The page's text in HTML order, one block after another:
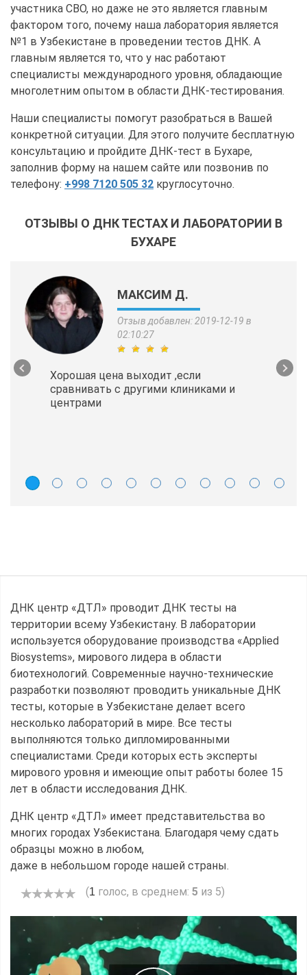
участника СВО, но даже не это является главным
фактором того, почему наша лаборатория является
№1 в Узбекистане в проведении тестов ДНК. А
главным является то, что у нас работают
специалисты международного уровня, обладающие
многолетним опытом в области ДНК-тестирования.
Наши специалисты помогут разобраться в Вашей
конкретной ситуации. Для этого получите бесплатную
консультацию и пройдите ДНК-тест в Бухаре,
заполнив форму на нашем сайте или позвонив по
телефону: +998 7120 505 32 круглосуточно.
ОТЗЫВЫ О ДНК ТЕСТАХ И ЛАБОРАТОРИИ В
БУХАРЕ
МАКСИМ Д.
Отзыв добавлен: 2019-12-19 в
02:10:27
Хорошая цена выходит ,если
сравнивать с другими клиниками и
центрами
ДНК центр «ДТЛ» проводит ДНК тесты на
территории всему Узбекистану. В лаборатории
используется оборудование производства «Applied
Biosystems», мирового лидера в области
биотехнологий. Современные научно-технические
разработки позволяют проводить уникальные ДНК
тесты, которые в Узбекистане делает всего
несколько лабораторий в мире. Все тесты
выполняются только дипломированными
специалистами. Среди которых есть эксперты
мирового уровня и имеющие опыт работы более 15
лет в области исследования ДНК.
ДНК центр «ДТЛ» имеет представительства во
многих городах Узбекистана. Благодаря чему сдать
образцы можно в любом,
даже в небольшом городе нашей страны.
(1 голос, в среднем: 5 из 5)